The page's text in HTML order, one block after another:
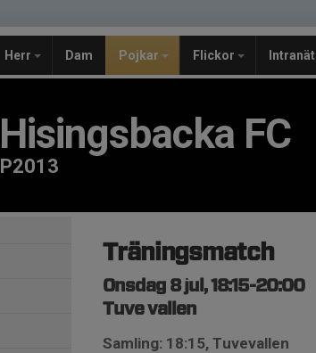
Herr Dam Pojkar Flickor Intranät
Hisingsbacka FC
P2013
Träningsmatch
Onsdag 8 jul, 18:15-20:00
Tuve vallen
Samling: 18:15, Tuvevallen